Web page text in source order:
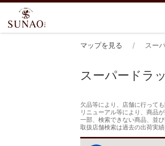
マップを見る スー
スーパードラ
欠品等により、店舗に行って
リニューアル等により、商品
一部、検索できない商品、並
取扱店舗検索は過去の出荷実